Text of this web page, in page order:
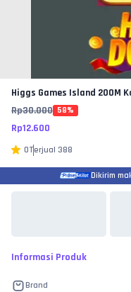
Higgs Games Island 200M
Rp30.000 58%
Rp12.600
0Terjual 388
Dikirim
Informasi Produk
Brand